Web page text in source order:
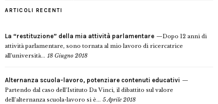
ARTICOLI RECENTI
La “restituzione” della mia attività parlamentare
Dopo 12 anni di
attività parlamentare, sono tornata al mio lavoro di ricercatrice
all’università... 18 Giugno 2018
Alternanza scuola-lavoro, potenziare contenuti educativi
Partendo dal caso dell’Istituto Da Vinci, il dibattito sul valore
dell’alternanza scuola-lavoro si è... 5 Aprile 2018